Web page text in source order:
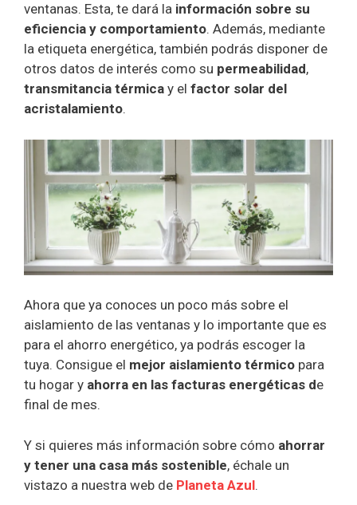
ventanas. Esta, te dará la información sobre su
eficiencia y comportamiento. Además, mediante
la etiqueta energética, también podrás disponer de
otros datos de interés como su permeabilidad,
transmitancia térmica y el factor solar del
acristalamiento.
Ahora que ya conoces un poco más sobre el
aislamiento de las ventanas y lo importante que es
para el ahorro energético, ya podrás escoger la
tuya. Consigue el mejor aislamiento térmico para
tu hogar y ahorra en las facturas energéticas de
final de mes.
Y si quieres más información sobre cómo ahorrar
y tener una casa más sostenible, échale un
vistazo a nuestra web de Planeta Azul.